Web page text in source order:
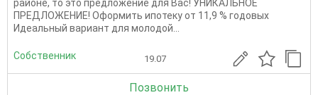
районе, то это предложение для Вас! УНИКАЛЬНОЕ
ПРЕДЛОЖЕНИЕ! Оформить ипотеку от 11,9 % годовых
Идеальный вариант для молодой...
Собственник 19.07
Позвонить